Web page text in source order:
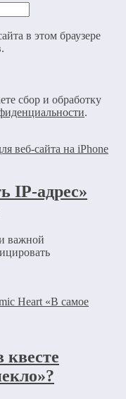
в этом браузере
сбор и обработку
.
IP-адрес»
важной
квесте